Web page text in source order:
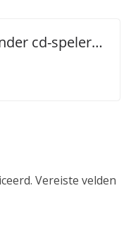
cd-speler…
Vereiste velden